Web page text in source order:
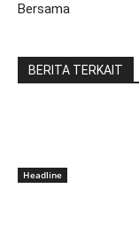
Bersama
BERITA TERKAIT
Headline